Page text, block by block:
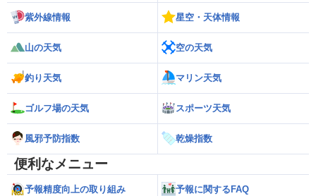
紫外線情報 星空・天体情報
山の天気 空の天気
釣り天気 マリン天気
ゴルフ場の天気 スポーツ天気
風邪予防指数 乾燥指数
便利なメニュー
予報精度向上の取り組み 予報に関するFAQ